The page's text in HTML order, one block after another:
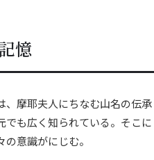
憶
、摩耶夫人にちなむ山名の伝承
でも広く知られている。そこに
意識がにじむ。